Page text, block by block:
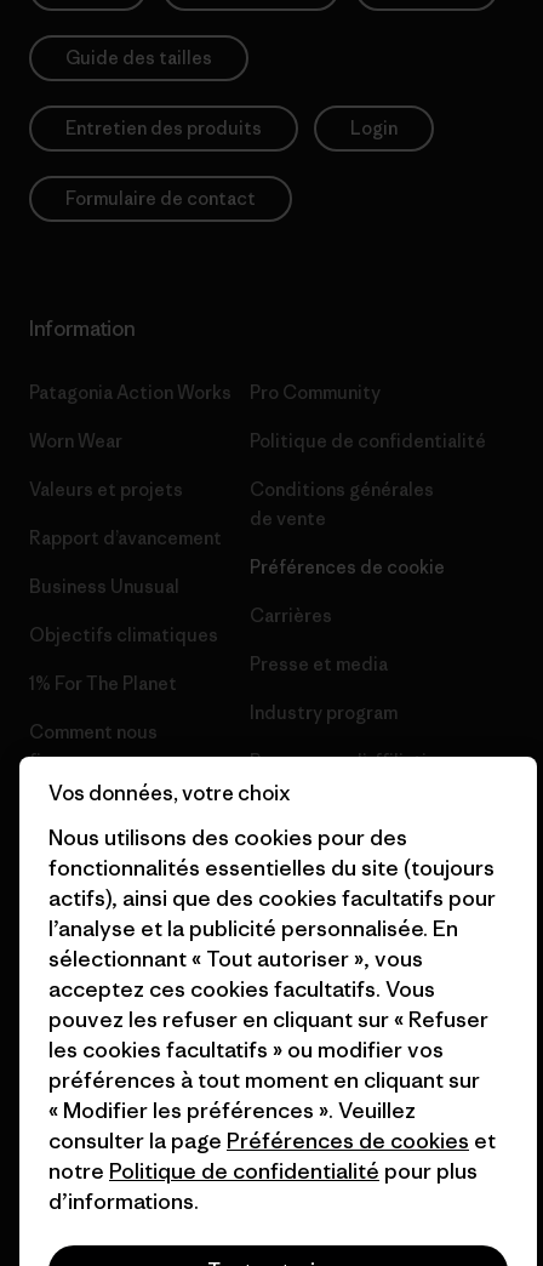
Guide des tailles
Entretien des produits Login
Formulaire de contact
Information
Patagonia Action Works
Worn Wear
Valeurs et projets
Rapport d’avancement
Business Unusual
Objectifs climatiques
1% For The Planet
Comment nous
finançons
Nos magasins
Pro Community
Politique de confidentialité
Conditions générales
de vente
Préférences de cookie
Carrières
Presse et media
Industry program
Programme d’affiliation
site
© 2026 Patagonia, Inc. All Rights Reserved.
français
Vos données, votre choix
Nous utilisons des cookies pour des
fonctionnalités essentielles du site (toujours
actifs), ainsi que des cookies facultatifs pour
l’analyse et la publicité personnalisée. En
sélectionnant « Tout autoriser », vous
acceptez ces cookies facultatifs. Vous
pouvez les refuser en cliquant sur « Refuser
les cookies facultatifs » ou modifier vos
préférences à tout moment en cliquant sur
« Modifier les préférences ». Veuillez
consulter la page Préférences de cookies et
notre Politique de confidentialité pour plus
d’informations.